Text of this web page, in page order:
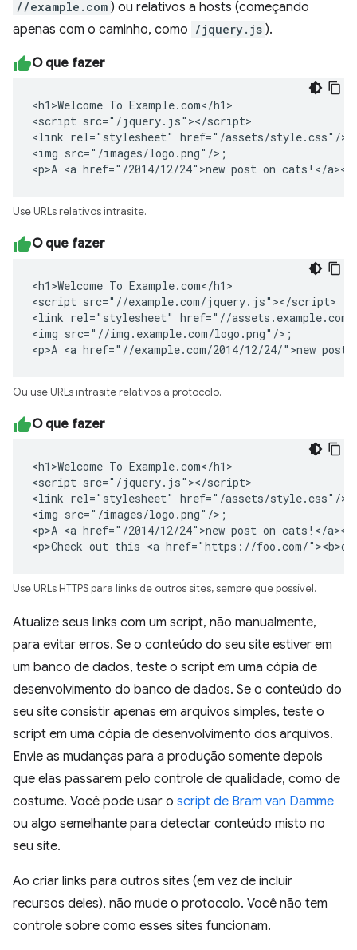
//example.com ) ou relativos a hosts (começando
apenas com o caminho, como /jquery.js ).
O que fazer
<h1>Welcome To Example.com</h1>
<script src="/jquery.js"></script>
<link rel="stylesheet" href="/assets/style.css"/>
<img src="/images/logo.png"/>;
<p>A <a href="/2014/12/24">new post on cats!</a></
Use URLs relativos intrasite.
O que fazer
<h1>Welcome To Example.com</h1>
<script src="//example.com/jquery.js"></script>
<link rel="stylesheet" href="//
<img src="//img.example.com/logo.png"/>;
<p>A <a href="//example.com/2014/12/24/">new post
Ou use URLs intrasite relativos a protocolo.
O que fazer
<h1>Welcome To Example.com</h1>
<script src="/jquery.js"></script>
<link rel="stylesheet" href="/assets/style.css"/>
<img src="/images/logo.png"/>;
<p>A <a href="/2014/12/24">new post on cats!</a></
<p>Check out this <a href="https://foo.com/
Use URLs HTTPS para links de outros sites, sempre que possível.
Atualize seus links com um script, não manualmente,
para evitar erros. Se o conteúdo do seu site estiver em
um banco de dados, teste o script em uma cópia de
desenvolvimento do banco de dados. Se o conteúdo do
seu site consistir apenas em arquivos simples, teste o
script em uma cópia de desenvolvimento dos arquivos.
Envie as mudanças para a produção somente depois
que elas passarem pelo controle de qualidade, como de
costume. Você pode usar o script de Bram van Damme
ou algo semelhante para detectar conteúdo misto no
seu site.
Ao criar links para outros sites (em vez de incluir
recursos deles), não mude o protocolo. Você não tem
controle sobre como esses sites funcionam.